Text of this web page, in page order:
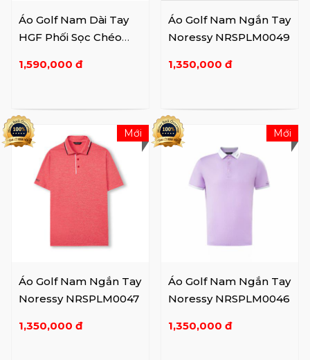
Áo Golf Nam Dài Tay
HGF Phối Sọc Chéo
HGFAPD25FW01
1,590,000 đ
Áo Golf Nam Ngắn Tay
Noressy NRSPLM0049
1,350,000 đ
Áo Golf Nam Ngắn Tay
Noressy NRSPLM0047
1,350,000 đ
Mới
Áo Golf Nam Ngắn Tay
Noressy NRSPLM0046
1,350,000 đ
Mới